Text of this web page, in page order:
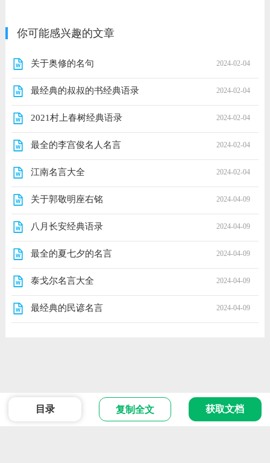
你可能感兴趣的文章
关于奥修的名句 2024-02-04
最经典的叔叔的书经典语录 2024-02-04
2021村上春树经典语录 2024-02-04
最全的李宫俊名人名言 2024-02-04
江南名言大全 2024-02-04
关于郭敬明座右铭 2024-04-09
八月长安经典语录 2024-04-09
最全的夏七夕的名言 2024-04-09
泰戈尔名言大全 2024-04-09
最经典的民谚名言 2024-04-09
目录 复制全文 获取文档